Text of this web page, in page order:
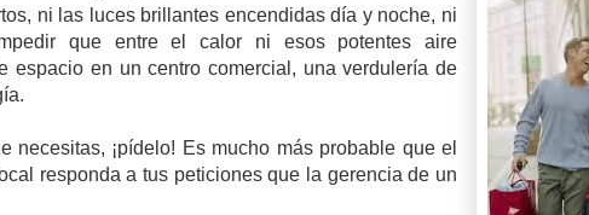
ni las luces brillantes encendidas día y noche, ni
que entre el calor ni esos potentes aire
espacio en un centro comercial, una verdulería de
¡pídelo! Es mucho más probable que el
responda a tus peticiones que la gerencia de un